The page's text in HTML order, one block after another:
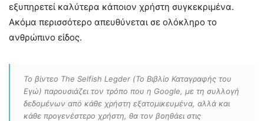
εξυπηρετεί καλύτερα κάποιον χρήστη συγκεκριμένα.
Ακόμα περισσότερο απευθύνεται σε ολόκληρο το
ανθρώπινο είδος.
Το βίντεο The Selfish Legder (Το Βιβλίο Καταγραφής του
Εγώ) παρουσιάζει τον τρόπο που η Google, με τη συλλογή
δεδομένων από κάθε χρήστη εξατομικευμένα, αλλά και
κάθε προγενέστερο χρήστη, θα τον βοηθάει στις